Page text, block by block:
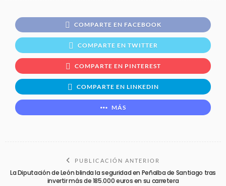
COMPARTE EN FACEBOOK
COMPARTE EN TWITTER
COMPARTE EN PINTEREST
COMPARTE EN LINKEDIN
MÁS
PUBLICACIÓN ANTERIOR
La Diputación de León blinda la seguridad en Peñalba de Santiago tras
invertir más de 185.000 euros en su carretera